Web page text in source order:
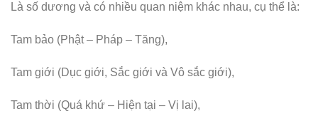
Là số dương và có nhiều quan niệm khác nhau, cụ thể là:
Tam bảo (Phật – Pháp – Tăng),
Tam giới (Dục giới, Sắc giới và Vô sắc giới),
Tam thời (Quá khứ – Hiện tại – Vị lai),